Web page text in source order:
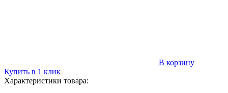
В корзину
Купить в 1 клик
Характеристики товара: